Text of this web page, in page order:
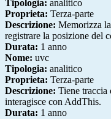
Tipologia: analitico
Proprieta: Terza-parte
Descrizione: Memorizza
registrare la posizione del
Durata: 1 anno
Nome: uvc
Tipologia: analitico
Proprieta: Terza-parte
Descrizione: Tiene traccia
interagisce con AddThis.
Durata: 1 anno